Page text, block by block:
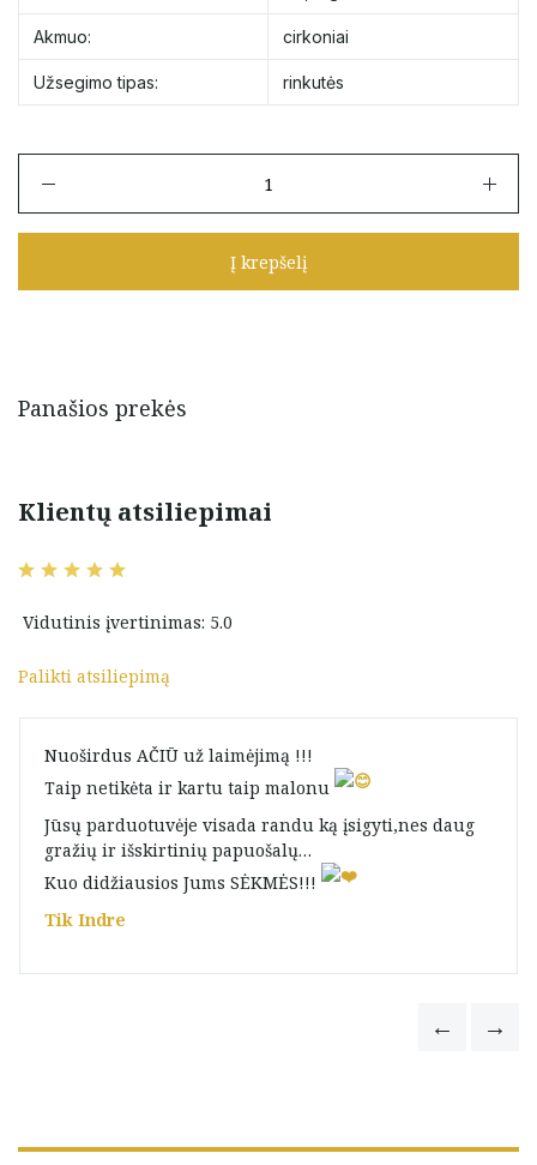
Akmuo: cirkoniai
Užsegimo tipas: rinkutės
Auksinės
su
Į krepšelį
Panašios prekės
Klientų atsiliepimai
Vidutinis įvertinimas: 5.0
Palikti atsiliepimą
Nuoširdus AČIŪ už laimėjimą !!!
Taip netikėta ir kartu taip malonu
Jūsų parduotuvėje visada randu ką įsigyti,nes daug
gražių ir išskirtinių papuošalų…
Kuo didžiausios Jums SĖKMĖS!!!
Tik Indre